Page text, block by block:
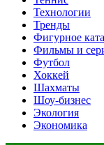
Технологии
Тренды
Фигурное
Фильмы и
Футбол
Хоккей
Шахматы
Шоу-бизнес
Экология
Экономика